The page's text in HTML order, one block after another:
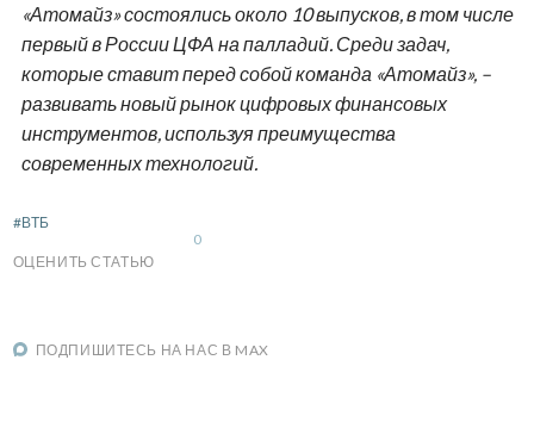
«Атомайз» состоялись около 10 выпусков, в том числе
первый в России ЦФА на палладий. Среди задач,
которые ставит перед собой команда «Атомайз», –
развивать новый рынок цифровых финансовых
инструментов, используя преимущества
современных технологий.
#ВТБ
ОЦЕНИТЬ СТАТЬЮ
0
ПОДПИШИТЕСЬ НА НАС В MAX